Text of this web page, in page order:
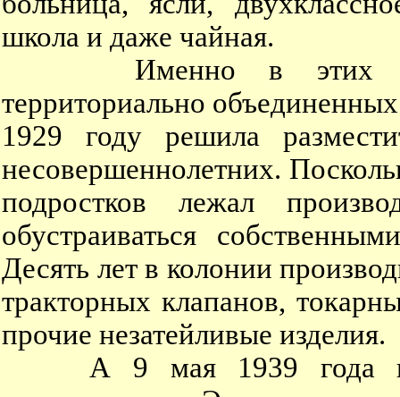
школа и даже чайная.
Именно в этих
территориально
1929 году решила
несовершеннолетних.
подростков лежал
обустраиваться
Десять лет в колонии
тракторных клапанов,
прочие незатейливые изделия.
А 9 мая 1939 года